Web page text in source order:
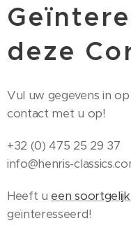
deze
Vul uw gegevens in
contact met u op!
+32 (0) 475 25 29 37
info@henris-
Heeft u een
geïnteresseerd!